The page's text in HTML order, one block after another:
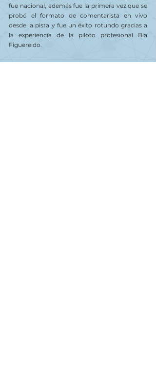
fue nacional, además fue la primera vez que se
probó el formato de comentarista en vivo
desde la pista y fue un éxito rotundo gracias a
la experiencia de la piloto profesional Bia
Figuereido.